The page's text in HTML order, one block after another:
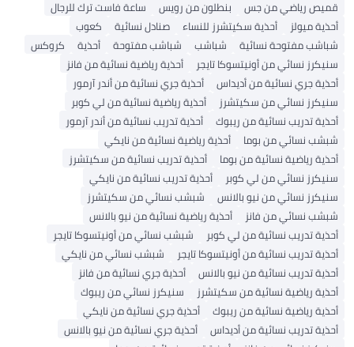
قميص رياضي من جس
بنطلون من رويس
ساعة فاست ترك للرجال
أحذية ميولز
أحذية سكيتشرز للنساء صنادل نسائية
كعوب
شباشب مفتوحة نسائية
شباشب شباشب مفتوحة أحذية
كروكس
سنيكرز نسائي من أونيتسوكا تايجر
أحذية رياضية نسائية من فانز
أحذية جري نسائية من أديداس
أحذية جري نسائية من أندر آرمور
سنيكرز نسائي من سكيتشرز
أحذية رياضية نسائية من لي كوبر
أحذية تدريب نسائية من ريبوك
أحذية تدريب نسائية من أندر آرمور
شبشب نسائي من بوما
أحذية رياضية نسائية من نايكي
أحذية رياضية نسائية من بوما
أحذية تدريب نسائية من سكيتشرز
سنيكرز نسائي من لي كوبر
أحذية تدريب نسائية من نايكي
سنيكرز نسائي من نيو بالانس
شبشب نسائي من سكيتشرز
شبشب نسائي من فانز
أحذية رياضية نسائية من نيو بالانس
أحذية تدريب نسائية من لي كوبر
شبشب نسائي من أونيتسوكا تايجر
أحذية تدريب نسائية من أونيتسوكا تايجر
شبشب نسائي من نايكي
أحذية تدريب نسائية من نيو بالانس
أحذية جري نسائية من فانز
أحذية رياضية نسائية من سكيتشرز
سنيكرز نسائي من ريبوك
أحذية رياضية نسائية من ريبوك
أحذية جري نسائية من نايكي
أحذية تدريب نسائية من أديداس
أحذية جري نسائية من نيو بالانس